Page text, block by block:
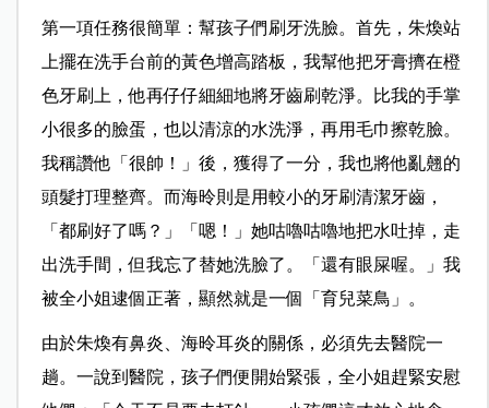
第一項任務很簡單：幫孩子們刷牙洗臉。首先，朱煥站
上擺在洗手台前的黃色增高踏板，我幫他把牙膏擠在橙
色牙刷上，他再仔仔細細地將牙齒刷乾淨。比我的手掌
小很多的臉蛋，也以清涼的水洗淨，再用毛巾擦乾臉。
我稱讚他「很帥！」後，獲得了一分，我也將他亂翹的
頭髮打理整齊。而海昤則是用較小的牙刷清潔牙齒，
「都刷好了嗎？」「嗯！」她咕嚕咕嚕地把水吐掉，走
出洗手間，但我忘了替她洗臉了。「還有眼屎喔。」我
被全小姐逮個正著，顯然就是一個「育兒菜鳥」。
由於朱煥有鼻炎、海昤耳炎的關係，必須先去醫院一
趟。一說到醫院，孩子們便開始緊張，全小姐趕緊安慰